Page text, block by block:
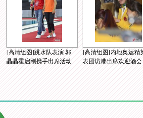
[高清组图]跳水队表演 郭
晶晶霍启刚携手出席活动
[高清组图]内地奥运精
表团访港出席欢迎酒会